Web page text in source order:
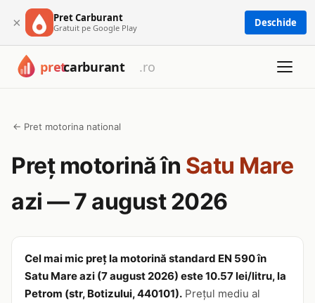
× Pret Carburant
Gratuit pe Google Play Deschide
← Pret motorina national
Preț motorină în Satu Mare
azi — 7 august 2026
Cel mai mic preț la motorină standard EN 590 în
Satu Mare azi (7 august 2026) este 10.57 lei/litru, la
Petrom (str, Botizului, 440101). Prețul mediu al